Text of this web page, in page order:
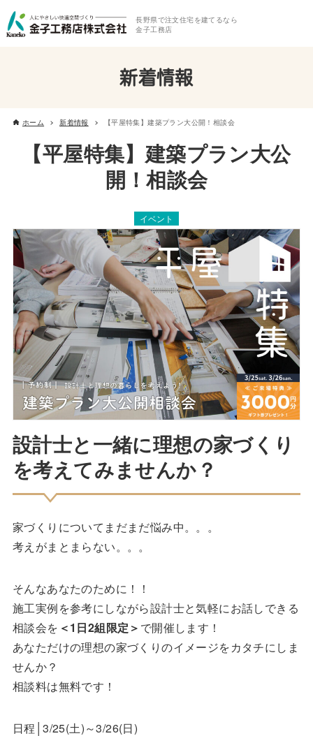
長野県で注文住宅を建てるなら
金子工務店
新着情報
ホーム 新着情報 【平屋特集】建築プラン大公開！相談会
【平屋特集】建築プラン大公
開！相談会
イベント
設計士と一緒に理想の家づくり
を考えてみませんか？
家づくりについてまだまだ悩み中。。。
考えがまとまらない。。。
そんなあなたのために！！
施工実例を参考にしながら設計士と気軽にお話しできる
相談会を ＜1日2組限定＞ で開催します！
あなただけの理想の家づくりのイメージをカタチにしま
せんか？
相談料は無料です！
日程│3/25(土)～3/26(日)